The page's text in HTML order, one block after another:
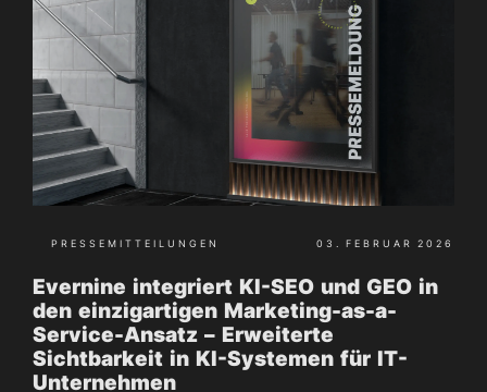
Evernine integriert KI-SEO und GEO in
den einzigartigen Marketing-as-a-
Service-Ansatz – Erweiterte
Sichtbarkeit in KI-Systemen für IT-
Unternehmen
PRESSEMITTEILUNGEN 03. FEBRUAR 2026